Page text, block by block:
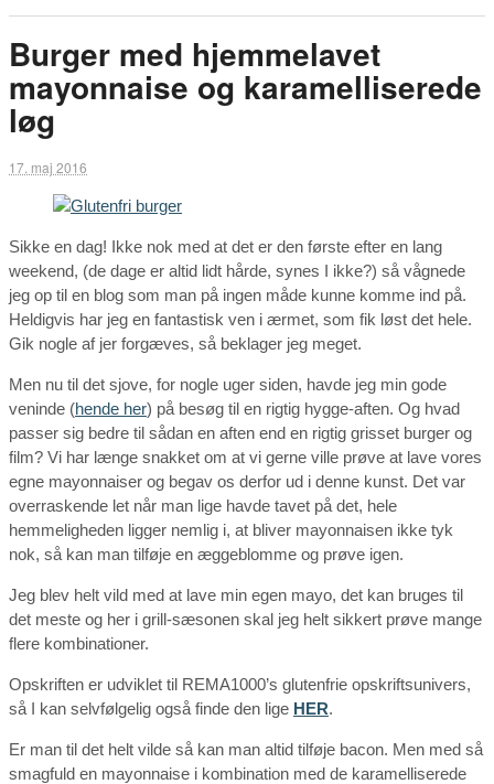
Burger med hjemmelavet
mayonnaise og karamelliserede
løg
17. maj 2016
Sikke en dag! Ikke nok med at det er den første efter en lang
weekend, (de dage er altid lidt hårde, synes I ikke?) så vågnede
jeg op til en blog som man på ingen måde kunne komme ind på.
Heldigvis har jeg en fantastisk ven i ærmet, som fik løst det hele.
Gik nogle af jer forgæves, så beklager jeg meget.
Men nu til det sjove, for nogle uger siden, havde jeg min gode
veninde (hende her) på besøg til en rigtig hygge-aften. Og hvad
passer sig bedre til sådan en aften end en rigtig grisset burger og
film? Vi har længe snakket om at vi gerne ville prøve at lave vores
egne mayonnaiser og begav os derfor ud i denne kunst. Det var
overraskende let når man lige havde tavet på det, hele
hemmeligheden ligger nemlig i, at bliver mayonnaisen ikke tyk
nok, så kan man tilføje en æggeblomme og prøve igen.
Jeg blev helt vild med at lave min egen mayo, det kan bruges til
det meste og her i grill-sæsonen skal jeg helt sikkert prøve mange
flere kombinationer.
Opskriften er udviklet til REMA1000’s glutenfrie opskriftsunivers,
så I kan selvfølgelig også finde den lige HER.
Er man til det helt vilde så kan man altid tilføje bacon. Men med så
smagfuld en mayonnaise i kombination med de karamelliserede